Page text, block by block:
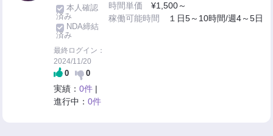
本人確認
済み
NDA締結
済み
最終ログイン：
2024/11/20
0 0
実績：0件 |
進行中：0件
時間単価 ¥1,500～
稼働可能時間
１日5～10時間/週4～5日